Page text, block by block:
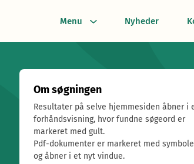
Menu Nyheder
Om søgningen
Resultater på selve hjemmesiden åbner i
forhåndsvisning, hvor fundne søgeord er
markeret med gult.
Pdf-dokumenter er markeret med
og åbner i et nyt vindue.